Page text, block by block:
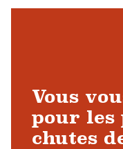
Vous
pour les
chutes